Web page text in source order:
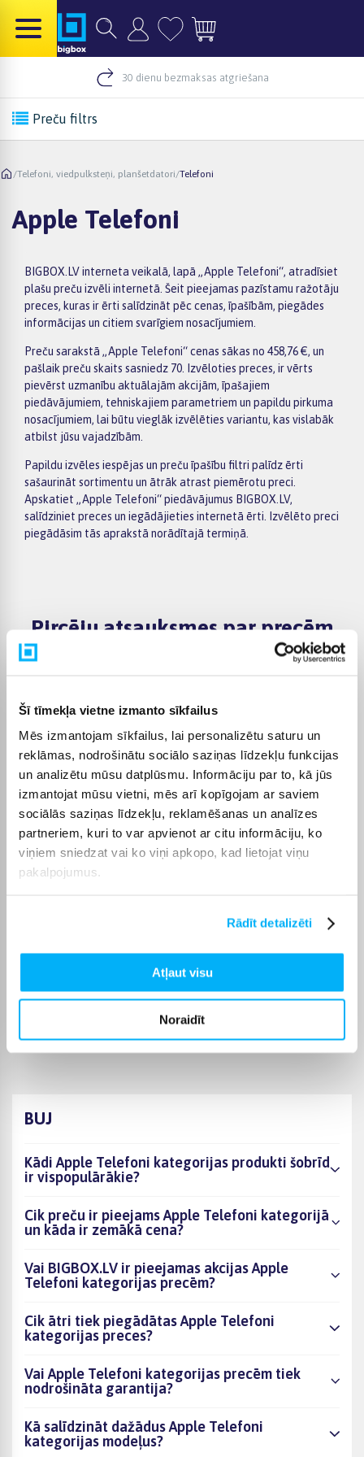
Šī tīmekļa vietne izmanto sīkfailus
Mēs izmantojam sīkfailus, lai personalizētu saturu un
reklāmas, nodrošinātu sociālo saziņas līdzekļu funkcijas
un analizētu mūsu datplūsmu. Informāciju par to, kā jūs
izmantojat mūsu vietni, mēs arī kopīgojam ar saviem
sociālās saziņas līdzekļu, reklamēšanas un analīzes
partneriem, kuri to var apvienot ar citu informāciju, ko
viņiem sniedzat vai ko viņi apkopo, kad lietojat viņu
pakalpojumus.
Rādīt detalizēti
Atļaut visu
Noraidīt
30 dienu bezmaksas atgriešana
Preču filtrs
/Telefoni, viedpulksteņi, planšetdatori/Telefoni
Apple Telefoni
BIGBOX.LV interneta veikalā, lapā „Apple Telefoni“, atradīsiet
plašu preču izvēli internetā. Šeit pieejamas pazīstamu ražotāju
preces, kuras ir ērti salīdzināt pēc cenas, īpašībām, piegādes
informācijas un citiem svarīgiem nosacījumiem.
Preču sarakstā „Apple Telefoni“ cenas sākas no 458,76 €, un
pašlaik preču skaits sasniedz 70. Izvēloties preces, ir vērts
pievērst uzmanību aktuālajām akcijām, īpašajiem
piedāvājumiem, tehniskajiem parametriem un papildu pirkuma
nosacījumiem, lai būtu vieglāk izvēlēties variantu, kas vislabāk
atbilst jūsu vajadzībām.
Papildu izvēles iespējas un preču īpašību filtri palīdz ērti
sašaurināt sortimentu un ātrāk atrast piemērotu preci.
Apskatiet „Apple Telefoni“ piedāvājumus BIGBOX.LV,
salīdziniet preces un iegādājieties internetā ērti. Izvēlēto preci
piegādāsim tās aprakstā norādītajā termiņā.
Pircēju atsauksmes par precēm
Ļoti laba kvalitāte, Android versija ir lieliska, domāju, ka tas joprojām ir
LCD ...
Arnas K.
Apstiprināts pircējs
Lieliska kvalitāte
Jevgenij N.
Priekšmets pats par sevi ir labs, bet to vajadzēja piegādāt 1–2 darba
BUJ
Kādi Apple Telefoni kategorijas produkti šobrīd
ir vispopulārākie?
Cik preču ir pieejams Apple Telefoni kategorijā
un kāda ir zemākā cena?
Vai BIGBOX.LV ir pieejamas akcijas Apple
Telefoni kategorijas precēm?
Cik ātri tiek piegādātas Apple Telefoni
kategorijas preces?
Vai Apple Telefoni kategorijas precēm tiek
nodrošināta garantija?
Kā salīdzināt dažādus Apple Telefoni
kategorijas modeļus?